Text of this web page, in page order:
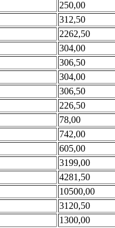
250,00
312,50
2262,50
304,00
306,50
304,00
306,50
226,50
78,00
742,00
605,00
3199,00
4281,50
10500,00
3120,50
1300,00